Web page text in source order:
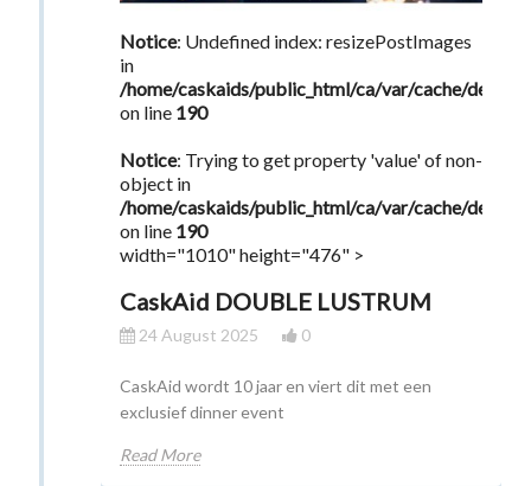
Notice: Undefined index: resizePostImages
in
/home/caskaids/public_html/ca/var/cache/dev/
on line 190
Notice: Trying to get property 'value' of non-
object in
/home/caskaids/public_html/ca/var/cache/dev/
on line 190
width="1010" height="476" >
CaskAid DOUBLE LUSTRUM
24 August 2025 0
CaskAid wordt 10 jaar en viert dit met een
exclusief dinner event
Read More